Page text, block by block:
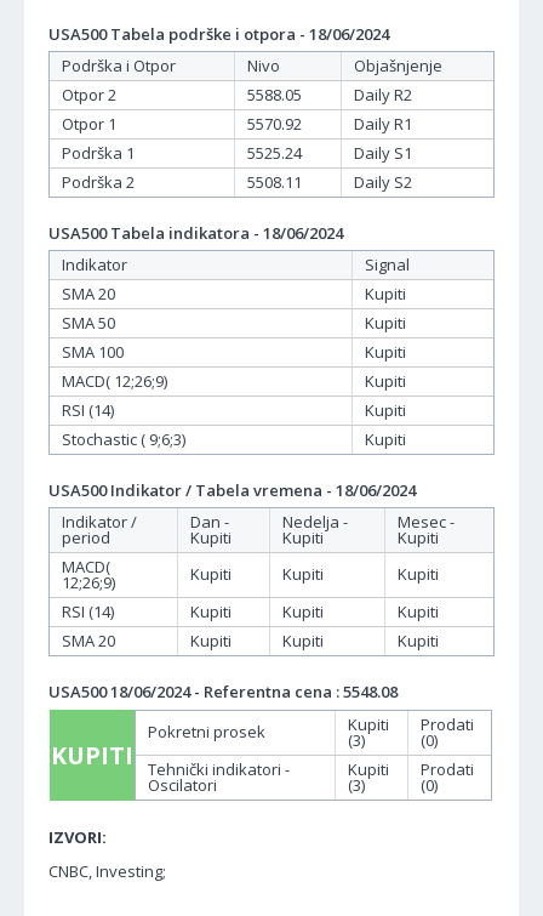
USA500 Tabela podrške i otpora - 18/06/2024
Podrška i Otpor
Nivo
Objašnjenje
Otpor 2
5588.05
Daily R2
Otpor 1
5570.92
Daily R1
Podrška 1
5525.24
Daily S1
Podrška 2
5508.11 Daily S2
USA500 Tabela indikatora - 18/06/2024
Indikator
Signal
SMA 20
Kupiti
SMA 50
Kupiti
SMA 100
Kupiti
MACD( 12;26;9)
Kupiti
RSI (14)
Kupiti
Stochastic ( 9;6;3)
Kupiti
USA500 Indikator / Tabela vremena - 18/06/2024
Indikator /
period
Dan -
Kupiti
Nedelja -
Kupiti
Mesec -
Kupiti
MACD(
12;26;9) Kupiti Kupiti
Kupiti
RSI (14)
Kupiti Kupiti
Kupiti
SMA 20
Kupiti Kupiti Kupiti
USA500 18/06/2024 - Referentna cena : 5548.08
KUPITI
Pokretni prosek Kupiti
(3)
Prodati
(0)
Tehnički indikatori -
Oscilatori
Kupiti
(3)
Prodati
(0)
IZVORI:
CNBC, Investing;